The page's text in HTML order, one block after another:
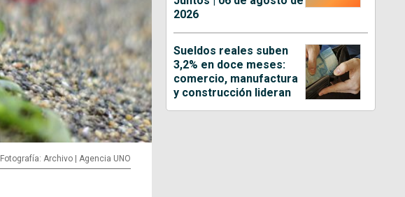
Fotografía: Archivo | Agencia UNO
2026
Sueldos reales suben
3,2% en doce meses:
comercio, manufactura
y construcción lideran